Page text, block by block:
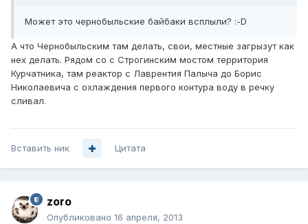
Может это чернобыльские байбаки всплыли? :-D
А что Чернобыльским там делать, свои, местные загрызут как
нех делать. Рядом со с Строгинским мостом территория
Курчатника, там реактор с Лаврентия Палыча до Борис
Николаевича с охлаждения первого контура воду в речку
сливал.
Вставить ник Цитата
zoro
Опубликовано 16 апреля, 2013